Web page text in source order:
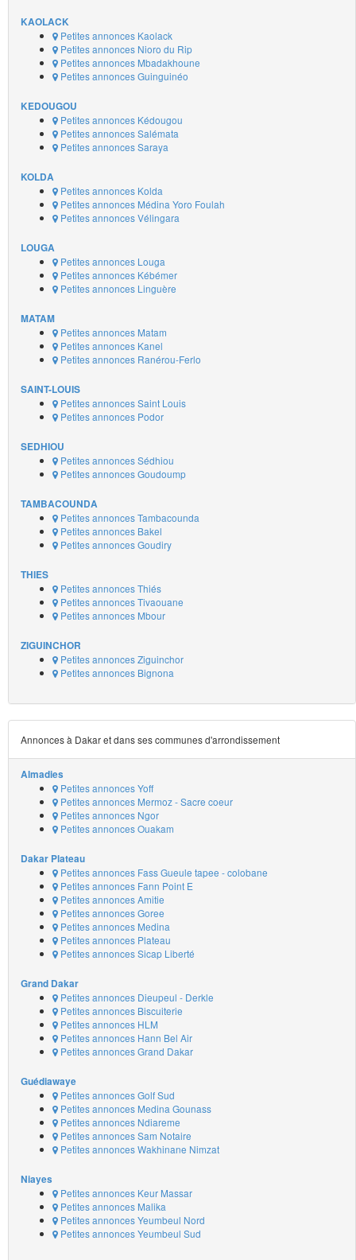
KAOLACK
Petites annonces Kaolack
Petites annonces Nioro du Rip
Petites annonces Mbadakhoune
Petites annonces Guinguinéo
KEDOUGOU
Petites annonces Kédougou
Petites annonces Salémata
Petites annonces Saraya
KOLDA
Petites annonces Kolda
Petites annonces Médina Yoro Foulah
Petites annonces Vélingara
LOUGA
Petites annonces Louga
Petites annonces Kébémer
Petites annonces Linguère
MATAM
Petites annonces Matam
Petites annonces Kanel
Petites annonces Ranérou-Ferlo
SAINT-LOUIS
Petites annonces Saint Louis
Petites annonces Podor
SEDHIOU
Petites annonces Sédhiou
Petites annonces Goudoump
TAMBACOUNDA
Petites annonces Tambacounda
Petites annonces Bakel
Petites annonces Goudiry
THIES
Petites annonces Thiés
Petites annonces Tivaouane
Petites annonces Mbour
ZIGUINCHOR
Petites annonces Ziguinchor
Petites annonces Bignona
Annonces à Dakar et dans ses communes d'arrondissement
Almadies
Petites annonces Yoff
Petites annonces Mermoz - Sacre coeur
Petites annonces Ngor
Petites annonces Ouakam
Dakar Plateau
Petites annonces Fass Gueule tapee - colobane
Petites annonces Fann Point E
Petites annonces Amitie
Petites annonces Goree
Petites annonces Medina
Petites annonces Plateau
Petites annonces Sicap Liberté
Grand Dakar
Petites annonces Dieupeul - Derkle
Petites annonces Biscuiterie
Petites annonces HLM
Petites annonces Hann Bel Air
Petites annonces Grand Dakar
Guédiawaye
Petites annonces Golf Sud
Petites annonces Medina Gounass
Petites annonces Ndiareme
Petites annonces Sam Notaire
Petites annonces Wakhinane Nimzat
Niayes
Petites annonces Keur Massar
Petites annonces Malika
Petites annonces Yeumbeul Nord
Petites annonces Yeumbeul Sud